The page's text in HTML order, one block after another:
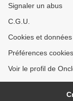
Signaler un abus
C.G.U.
Cookies et
Préférences cookies
Voir le profil de